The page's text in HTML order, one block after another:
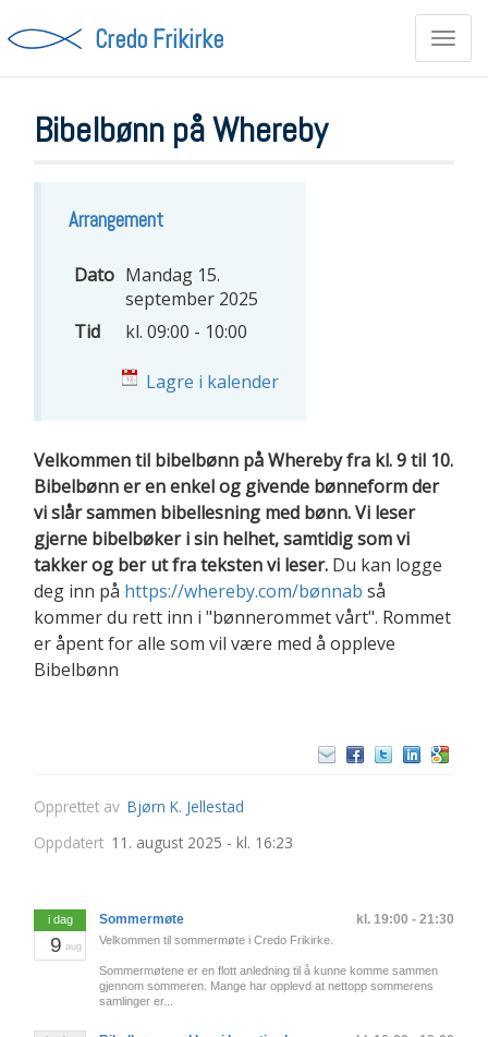
Credo Frikirke
Bibelbønn på Whereby
Arrangement
Dato Mandag 15.
september 2025
Tid
kl. 09:00 - 10:00
Lagre i kalender
Velkommen til bibelbønn på Whereby fra kl. 9 til 10.
Bibelbønn er en enkel og givende bønneform der
vi slår sammen bibellesning med bønn. Vi leser
gjerne bibelbøker i sin helhet, samtidig som vi
takker og ber ut fra teksten vi leser. Du kan logge
deg inn på https://whereby.com/bønnab så
kommer du rett inn i "bønnerommet vårt". Rommet
er åpent for alle som vil være med å oppleve
Bibelbønn
Opprettet av Bjørn K. Jellestad
Oppdatert 11. august 2025 - kl. 16:23
i dag
9 aug
kl. 19:00 - 21:30
Sommermøte
Velkommen til sommermøte i Credo Frikirke.
Sommermøtene er en flott anledning til å kunne komme sammen
gjennom sommeren. Mange har opplevd at nettopp sommerens
samlinger er...